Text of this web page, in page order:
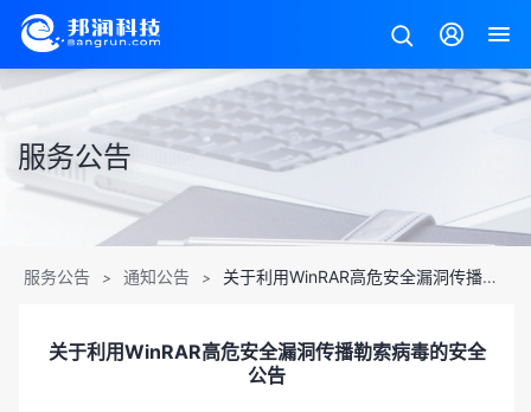
服务公告
服务公告 > 通知公告 > 关于利用WinRAR高危安全漏洞传播勒索病毒的安全公告
关于利用WinRAR高危安全漏洞传播勒索病毒的安全
公告